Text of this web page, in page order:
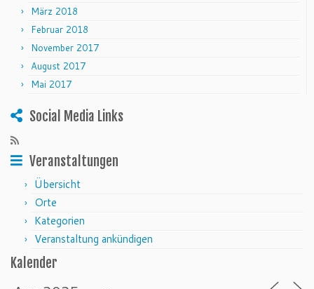
März 2018
Februar 2018
November 2017
August 2017
Mai 2017
Social Media Links
Veranstaltungen
Übersicht
Orte
Kategorien
Veranstaltung ankündigen
Kalender